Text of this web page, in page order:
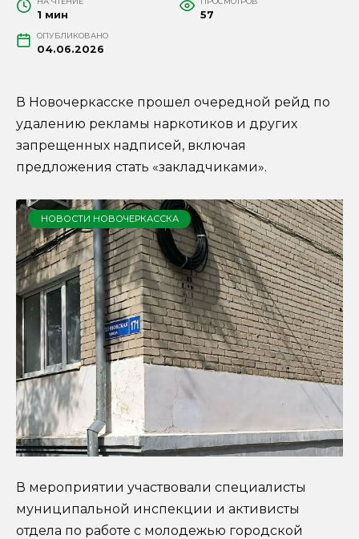
1 мин 57
ОПУБЛИКОВАНО
04.06.2026
В Новочеркасске прошел очередной рейд по
удалению рекламы наркотиков и других
запрещенных надписей, включая
предложения стать «закладчиками».
НОВОСТИ НОВОЧЕРКАССКА
В мероприятии участвовали специалисты
муниципальной инспекции и активисты
отдела по работе с молодежью городской